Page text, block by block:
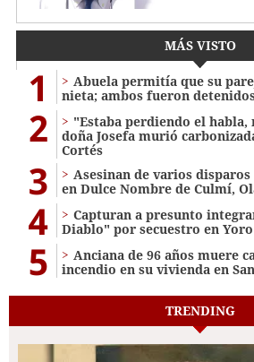
MÁS VISTO
1
Abuela permitía que su
nieta; ambos fueron
2
"Estaba perdiendo el
doña Josefa murió
Cortés
3
Asesinan de varios
en Dulce Nombre de Culmí,
4
Capturan a presunto
Diablo" por secuestro en Yoro
5
Anciana de 96 años muere
incendio en su vivienda en
TRENDING